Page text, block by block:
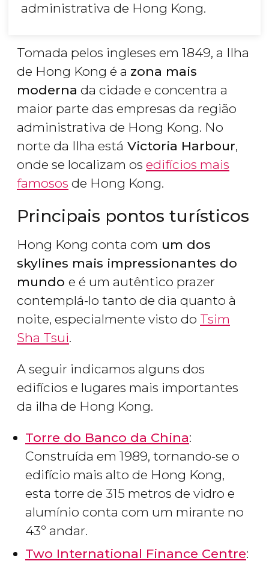
administrativa de Hong Kong.
Tomada pelos ingleses em 1849, a Ilha
de Hong Kong é a zona mais
moderna da cidade e concentra a
maior parte das empresas da região
administrativa de Hong Kong. No
norte da Ilha está Victoria Harbour,
onde se localizam os edifícios mais
famosos de Hong Kong.
Principais pontos turísticos
Hong Kong conta com um dos
skylines mais impressionantes do
mundo e é um autêntico prazer
contemplá-lo tanto de dia quanto à
noite, especialmente visto do Tsim
Sha Tsui.
A seguir indicamos alguns dos
edifícios e lugares mais importantes
da ilha de Hong Kong.
Torre do Banco da China:
Construída em 1989, tornando-se o
edifício mais alto de Hong Kong,
esta torre de 315 metros de vidro e
alumínio conta com um mirante no
43º andar.
Two International Finance Centre: